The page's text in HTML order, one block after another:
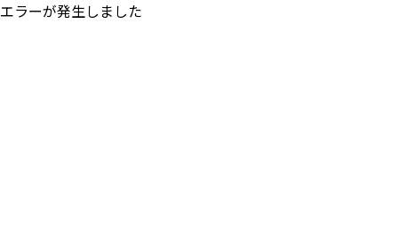
エラーが発生しました